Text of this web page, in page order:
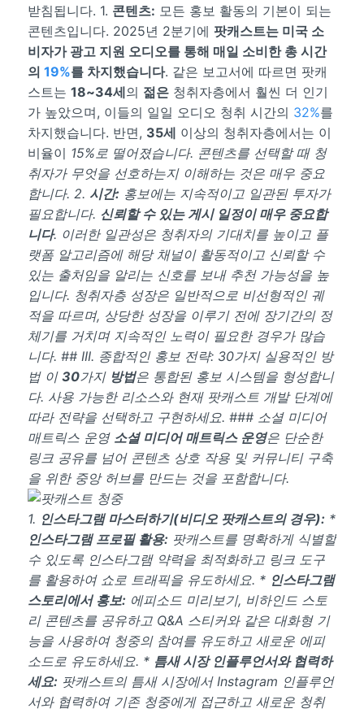
받침됩니다. 1. 콘텐츠: 모든 홍보 활동의 기본이 되는
콘텐츠입니다. 2025년 2분기에 팟캐스트는 미국 소
비자가 광고 지원 오디오를 통해 매일 소비한 총 시간
의 19%를 차지했습니다. 같은 보고서에 따르면 팟캐
스트는 18~34세의 젊은청취자층에서 훨씬 더 인기
가 높았으며, 이들의 일일 오디오 청취 시간의 32%를
차지했습니다. 반면, 35세 이상의 청취자층에서는 이
비율이 15%로 떨어졌습니다. 콘텐츠를 선택할 때 청
취자가 무엇을 선호하는지 이해하는 것은 매우 중요
합니다. 2. 시간: 홍보에는 지속적이고 일관된 투자가
필요합니다. 신뢰할 수 있는 게시 일정이 매우 중요합
니다. 이러한 일관성은 청취자의 기대치를 높이고 플
랫폼 알고리즘에 해당 채널이 활동적이고 신뢰할 수
있는 출처임을 알리는 신호를 보내 추천 가능성을 높
입니다. 청취자층 성장은 일반적으로 비선형적인 궤
적을 따르며, 상당한 성장을 이루기 전에 장기간의 정
체기를 거치며 지속적인 노력이 필요한 경우가 많습
니다. ## III. 종합적인 홍보 전략: 30가지 실용적인 방
법 이 30가지 방법은 통합된 홍보 시스템을 형성합니
다. 사용 가능한 리소스와 현재 팟캐스트 개발 단계에
따라 전략을 선택하고 구현하세요. ### 소셜 미디어
매트릭스 운영 소셜 미디어 매트릭스 운영은 단순한
링크 공유를 넘어 콘텐츠 상호 작용 및 커뮤니티 구축
을 위한 중앙 허브를 만드는 것을 포함합니다.
1. 인스타그램 마스터하기(비디오 팟캐스트의 경우): *
인스타그램 프로필 활용: 팟캐스트를 명확하게 식별할
수 있도록 인스타그램 약력을 최적화하고 링크 도구
를 활용하여 쇼로 트래픽을 유도하세요. * 인스타그램
스토리에서 홍보: 에피소드 미리보기, 비하인드 스토
리 콘텐츠를 공유하고 Q&A 스티커와 같은 대화형 기
능을 사용하여 청중의 참여를 유도하고 새로운 에피
소드로 유도하세요. * 틈새 시장 인플루언서와 협력하
세요: 팟캐스트의 틈새 시장에서 Instagram 인플루언
서와 협력하여 기존 청중에게 접근하고 새로운 청취